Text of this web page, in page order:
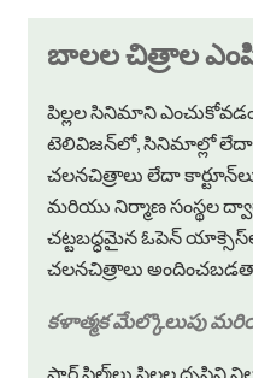
బాలల చిత్రాల
పిల్లల సినిమాని ఎంచుకోవడం
టెలివిజన్‌లో, సినిమాల్లో లేదా
చలనచిత్రాలు లేదా
మరియు నిర్మాణ సంస్థల
చట్టబద్ధమైన ఓపెన్
చలనచిత్రాలు
కళాత్మక మేల్కొలుపు
షార్ట్ ఫిల్మ్‌లు పిల్లల దృష్టిని